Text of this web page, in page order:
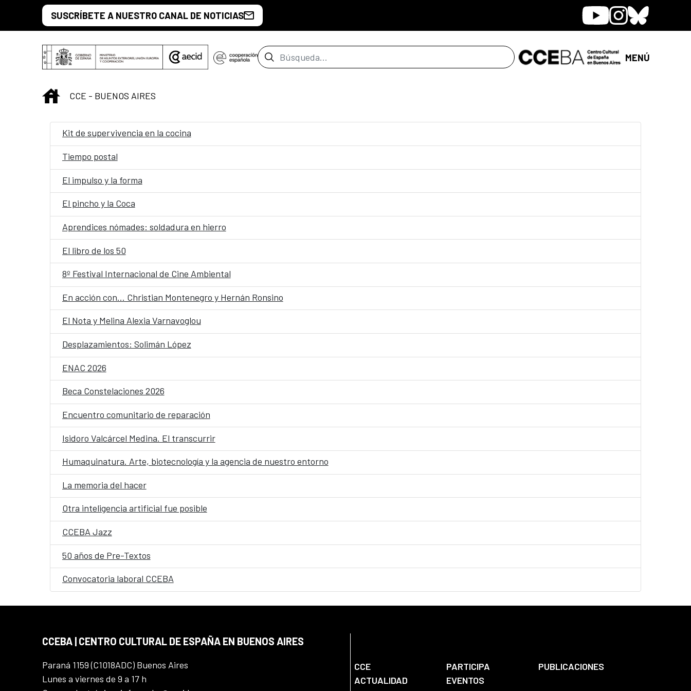
Saltar al contenido principal
SUSCRÍBETE A NUESTRO CANAL DE NOTICIAS YoutubeInstagram
Bluesky
Barra de búsqueda MENÚ
INICIO
CCE - BUENOS AIRES
Kit de supervivencia en la cocina
Tiempo postal
El impulso y la forma
El pincho y la Coca
Aprendices nómades: soldadura en hierro
El libro de los 50
8º Festival Internacional de Cine Ambiental
En acción con... Christian Montenegro y Hernán Ronsino
El Nota y Melina Alexia Varnavoglou
Desplazamientos: Solimán López
ENAC 2026
Beca Constelaciones 2026
Encuentro comunitario de reparación
Isidoro Valcárcel Medina. El transcurrir
Humaquinatura. Arte, biotecnología y la agencia de nuestro entorno
La memoria del hacer
Otra inteligencia artificial fue posible
CCEBA Jazz
50 años de Pre-Textos
Convocatoria laboral CCEBA
CCEBA | CENTRO CULTURAL DE ESPAÑA EN BUENOS AIRES
Paraná 1159 (C1018ADC) Buenos Aires
Lunes a viernes de 9 a 17 h
CCE PARTICIPA
PUBLICACIONES
ACTUALIDAD
EVENTOS